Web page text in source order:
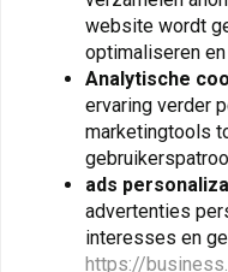
NATIONAL CYCLE
Vstream Windscherm
voor Suzuki DL1000 V-
Strom/Adventure/
V-Strom | Helder
website wordt
optimaliseren
Analytische
ervaring verder
marketingtools
ads
advertenties
interesses en
https://